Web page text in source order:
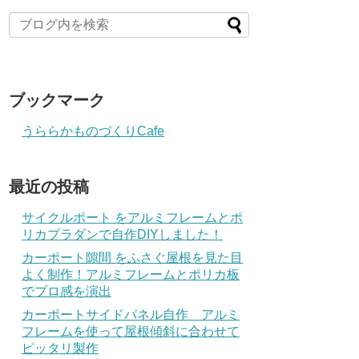
ブックマーク
うららかものづくりCafe
最近の投稿
サイクルポート をアルミフレームとポ
リカプラダンで自作DIYしました！
カーポート隙間 をふさぐ屋根を見た目
よく制作！アルミフレームとポリカ板
でプロ感を演出
カーポートサイドパネル自作 アルミ
フレームを使って屋根傾斜に合わせて
ピッタリ製作